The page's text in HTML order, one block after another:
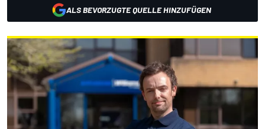
ALS BEVORZUGTE QUELLE HINZUFÜGEN